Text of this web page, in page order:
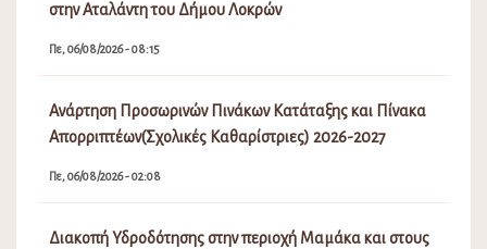
στην Αταλάντη του Δήμου Λοκρών
Πε, 06/08/2026 - 08:15
Ανάρτηση Προσωρινών Πινάκων Κατάταξης και Πίνακα
Απορριπτέων(Σχολικές Καθαρίστριες) 2026-2027
Πε, 06/08/2026 - 02:08
Διακοπή Υδροδότησης στην περιοχή Μαμάκα και στους